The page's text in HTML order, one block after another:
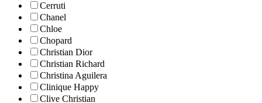
Cerruti
Chanel
Chloe
Chopard
Christian Dior
Christian Richard
Christina Aguilera
Clinique Happy
Clive Christian